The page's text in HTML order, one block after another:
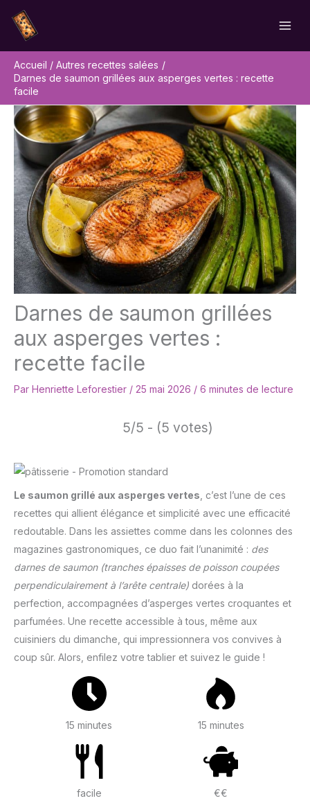
contenu
Accueil
Autres recettes salées
Darnes de saumon grillées aux asperges vertes : recette
facile
Darnes de saumon grillées
aux asperges vertes :
recette facile
Par Henriette Leforestier / 25 mai 2026 / 6 minutes de lecture
5/5 - (5 votes)
Le saumon grillé aux asperges vertes , c’est l’une de ces
recettes qui allient élégance et simplicité avec une efficacité
redoutable. Dans les assiettes comme dans les colonnes des
magazines gastronomiques, ce duo fait l’unanimité : des
darnes de saumon (tranches épaisses de poisson coupées
perpendiculairement à l’arête centrale) dorées à la
perfection, accompagnées d’asperges vertes croquantes et
parfumées. Une recette accessible à tous, même aux
cuisiniers du dimanche, qui impressionnera vos convives à
coup sûr. Alors, enfilez votre tablier et suivez le guide !
15 minutes 15 minutes
facile €€
Rechercher